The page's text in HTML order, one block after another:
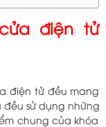
điện tử
điện tử đều mang
sử dụng những
chung của khóa